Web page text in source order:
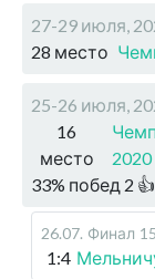
27-29 июля,
28 место
25-26 июля,
16
место
2020
33% побед 2
26.07. Финал
1:4